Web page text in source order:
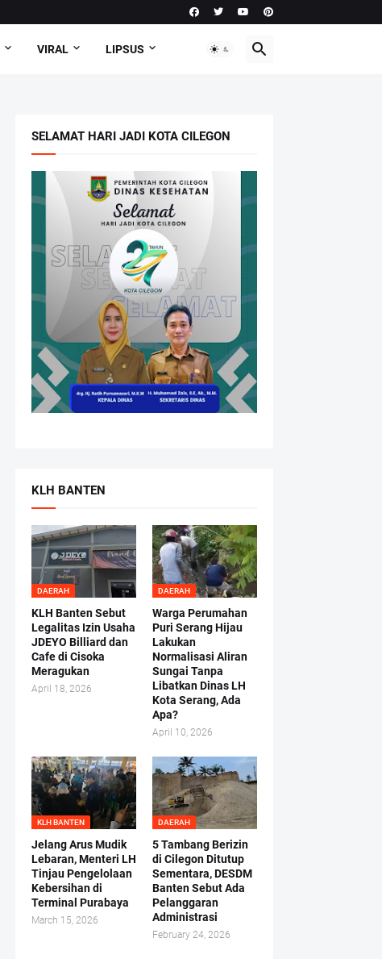
VIRAL LIPSUS
SELAMAT HARI JADI KOTA CILEGON
KLH BANTEN
DAERAH
KLH Banten Sebut
Legalitas Izin Usaha
JDEYO Billiard dan
Cafe di Cisoka
Meragukan
April 18, 2026
DAERAH
Warga Perumahan
Puri Serang Hijau
Lakukan
Normalisasi Aliran
Sungai Tanpa
Libatkan Dinas LH
Kota Serang, Ada
Apa?
April 10, 2026
KLH BANTEN
Jelang Arus Mudik
Lebaran, Menteri LH
Tinjau Pengelolaan
Kebersihan di
Terminal Purabaya
March 15, 2026
DAERAH
5 Tambang Berizin
di Cilegon Ditutup
Sementara, DESDM
Banten Sebut Ada
Pelanggaran
Administrasi
February 24, 2026